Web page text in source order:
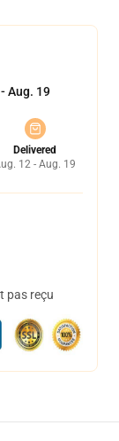
Aug. 19
Delivered
12 - Aug. 19
pas reçu